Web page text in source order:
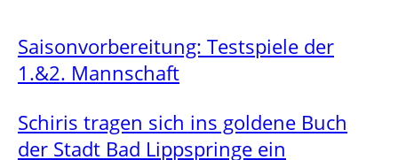
Saisonvorbereitung: Testspiele der
1.&2. Mannschaft
Schiris tragen sich ins goldene Buch
der Stadt Bad Lippspringe ein